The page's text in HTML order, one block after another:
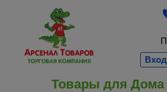
Товары для Дома